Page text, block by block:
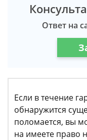
Ответ на
Если в течение
обнаружится
поломается, вы
на имеете право